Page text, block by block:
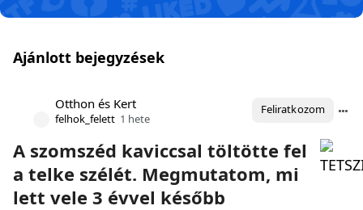
Ajánlott bejegyzések
Otthon és Kert
felhok_felett 1 hete
Feliratkozom
A szomszéd kaviccsal töltötte fel
a telke szélét. Megmutatom, mi
lett vele 3 évvel később